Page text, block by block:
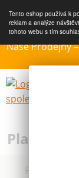
Tento eshop používá k
reklam a analýze
tohoto webu s tím
Naše Prodejny
Plastové
Filtrovat